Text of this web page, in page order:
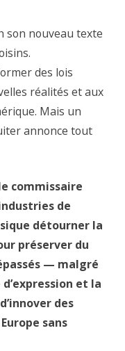
son nouveau texte
des lois
réalités et aux
Mais un
annonce tout
commissaire
de
détourner la
préserver du
— malgré
et la
des
sans